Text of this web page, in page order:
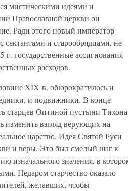
мистическими идеями и
Православной церкви он
Ради этого новый император
сектантами и старообрядцами, не
государственные ассигнования
расходов.
XIX в. обюрократилось и
и подвижники. В конце
старцев Оптиной пустыни Тихона
изменить взгляд верующих на
царство. Идея Святой Руси
и веры. Это был смелый шаг к
изначального значения, в
Недаром старчество оказало
желавших, чтобы